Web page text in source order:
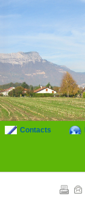
Contacts